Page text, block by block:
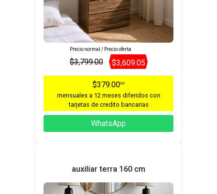
Precio normal / Precio oferta
$3,799.00 $3,609.05
$379.0000
mensuales a 12 meses diferidos con
tarjetas de credito bancarias
WhatsApp
auxiliar terra 160 cm